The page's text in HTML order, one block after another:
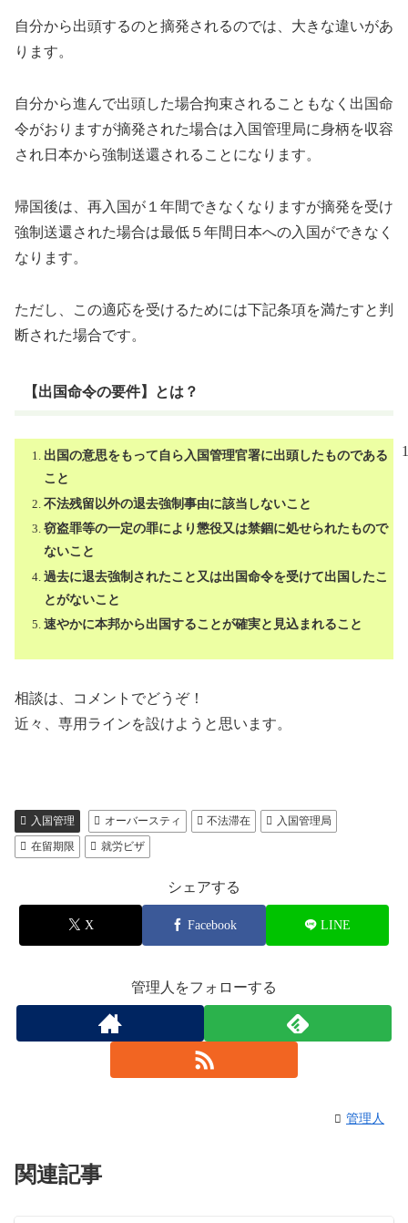
自分から出頭するのと摘発されるのでは、大きな違いがあ
ります。
自分から進んで出頭した場合拘束されることもなく出国命
令がおりますが摘発された場合は入国管理局に身柄を収容
され日本から強制送還されることになります。
帰国後は、再入国が１年間できなくなりますが摘発を受け
強制送還された場合は最低５年間日本への入国ができなく
なります。
ただし、この適応を受けるためには下記条項を満たすと判
断された場合です。
【出国命令の要件】とは？
出国の意思をもって自ら入国管理官署に出頭したものである
こと
不法残留以外の退去強制事由に該当しないこと
窃盗罪等の一定の罪により懲役又は禁錮に処せられたもので
ないこと
過去に退去強制されたこと又は出国命令を受けて出国したこ
とがないこと
速やかに本邦から出国することが確実と見込まれること
相談は、コメントでどうぞ！
近々、専用ラインを設けようと思います。
入国管理 オーバースティ 不法滞在
入国管理局
在留期限
就労ビザ
シェアする
X Facebook LINE
管理人をフォローする
管理人
関連記事